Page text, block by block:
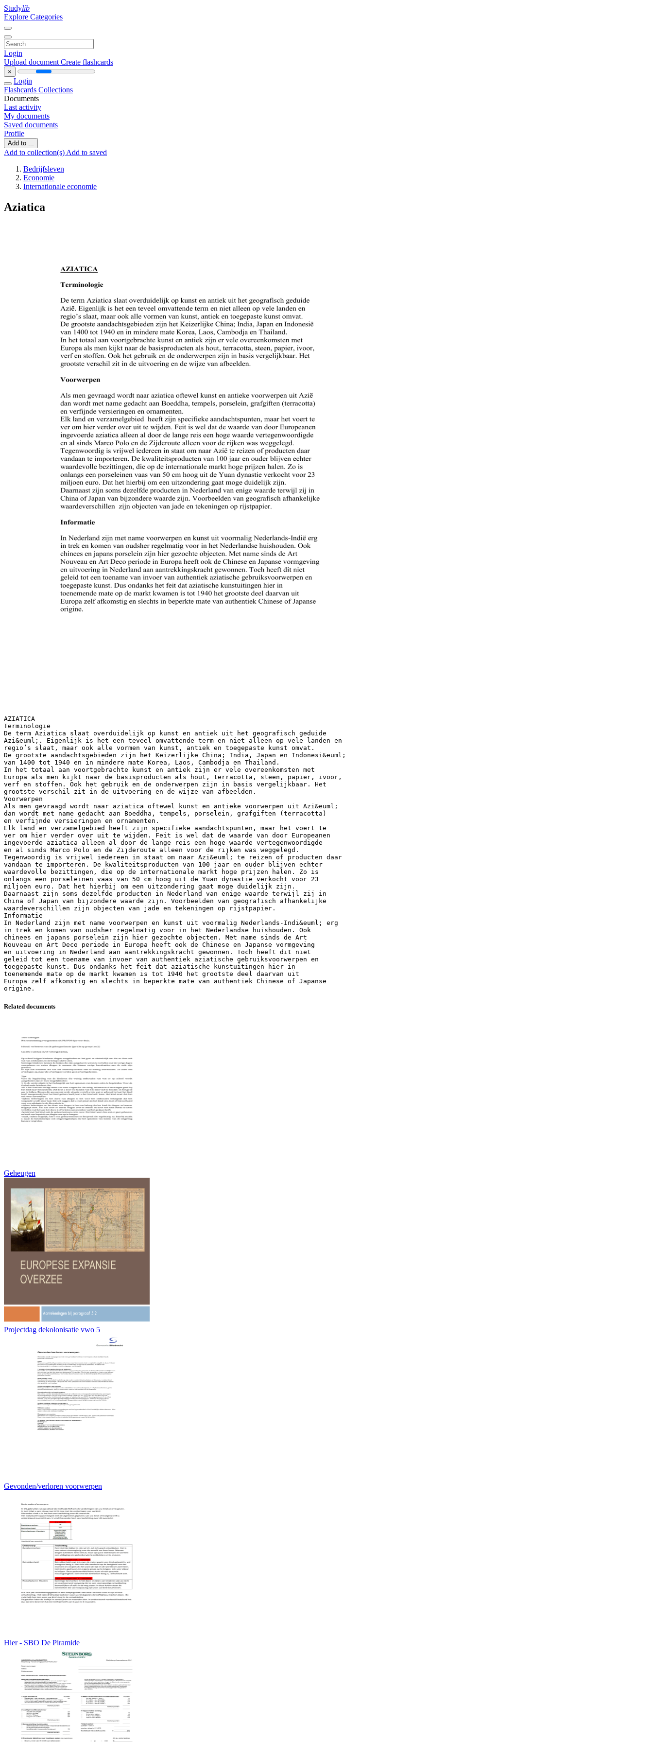
Studylib
Explore Categories
Login
Upload document Create flashcards
×
Login
Flashcards Collections
Documents
Last activity
My documents
Saved documents
Profile
Add to ...
Add to collection(s) Add to saved
Bedrijfsleven
Economie
Internationale economie
Aziatica
AZIATICA
Terminologie
De term Aziatica slaat overduidelijk op kunst en antiek uit het geografisch geduide
Azi&euml;. Eigenlijk is het een teveel omvattende term en niet alleen op vele landen en
regio’s slaat, maar ook alle vormen van kunst, antiek en toegepaste kunst omvat.
De grootste aandachtsgebieden zijn het Keizerlijke China; India, Japan en Indonesi&euml;
van 1400 tot 1940 en in mindere mate Korea, Laos, Cambodja en Thailand.
In het totaal aan voortgebrachte kunst en antiek zijn er vele overeenkomsten met
Europa als men kijkt naar de basisproducten als hout, terracotta, steen, papier, ivoor,
verf en stoffen. Ook het gebruik en de onderwerpen zijn in basis vergelijkbaar. Het
grootste verschil zit in de uitvoering en de wijze van afbeelden.
Voorwerpen
Als men gevraagd wordt naar aziatica oftewel kunst en antieke voorwerpen uit Azi&euml;
dan wordt met name gedacht aan Boeddha, tempels, porselein, grafgiften (terracotta)
en verfijnde versieringen en ornamenten.
Elk land en verzamelgebied heeft zijn specifieke aandachtspunten, maar het voert te
ver om hier verder over uit te wijden. Feit is wel dat de waarde van door Europeanen
ingevoerde aziatica alleen al door de lange reis een hoge waarde vertegenwoordigde
en al sinds Marco Polo en de Zijderoute alleen voor de rijken was weggelegd.
Tegenwoordig is vrijwel iedereen in staat om naar Azi&euml; te reizen of producten daar
vandaan te importeren. De kwaliteitsproducten van 100 jaar en ouder blijven echter
waardevolle bezittingen, die op de internationale markt hoge prijzen halen. Zo is
onlangs een porseleinen vaas van 50 cm hoog uit de Yuan dynastie verkocht voor 23
miljoen euro. Dat het hierbij om een uitzondering gaat moge duidelijk zijn.
Daarnaast zijn soms dezelfde producten in Nederland van enige waarde terwijl zij in
China of Japan van bijzondere waarde zijn. Voorbeelden van geografisch afhankelijke
waardeverschillen zijn objecten van jade en tekeningen op rijstpapier.
Informatie
In Nederland zijn met name voorwerpen en kunst uit voormalig Nederlands-Indi&euml; erg
in trek en komen van oudsher regelmatig voor in het Nederlandse huishouden. Ook
chinees en japans porselein zijn hier gezochte objecten. Met name sinds de Art
Nouveau en Art Deco periode in Europa heeft ook de Chinese en Japanse vormgeving
en uitvoering in Nederland aan aantrekkingskracht gewonnen. Toch heeft dit niet
geleid tot een toename van invoer van authentiek aziatische gebruiksvoorwerpen en
toegepaste kunst. Dus ondanks het feit dat aziatische kunstuitingen hier in
toenemende mate op de markt kwamen is tot 1940 het grootste deel daarvan uit
Europa zelf afkomstig en slechts in beperkte mate van authentiek Chinese of Japanse
Related documents
Geheugen
Projectdag dekolonisatie vwo 5
Gevonden/verloren voorwerpen
Hier - SBO De Piramide